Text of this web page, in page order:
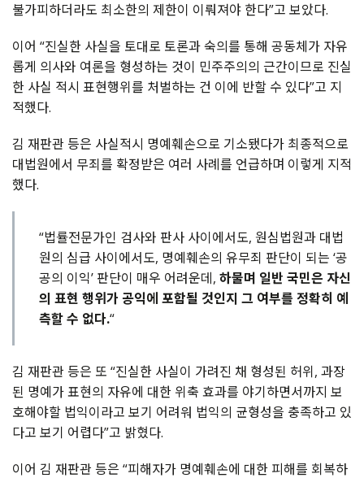
불가피하더라도 최소한의 제한이 이뤄져야 한다”고 보았다.
이어 “진실한 사실을 토대로 토론과 숙의를 통해 공동체가 자유
롭게 의사와 여론을 형성하는 것이 민주주의의 근간이므로 진실
한 사실 적시 표현행위를 처벌하는 건 이에 반할 수 있다”고 지
적했다.
김 재판관 등은 사실적시 명예훼손으로 기소됐다가 최종적으로
대법원에서 무죄를 확정받은 여러 사례를 언급하며 이렇게 지적
했다.
“법률전문가인 검사와 판사 사이에서도, 원심법원과 대법
원의 심급 사이에서도, 명예훼손의 유무죄 판단이 되는 ‘공
공의 이익’ 판단이 매우 어려운데, 하물며 일반 국민은 자신
의 표현 행위가 공익에 포함될 것인지 그 여부를 정확히 예
측할 수 없다.“
김 재판관 등은 또 “진실한 사실이 가려진 채 형성된 허위, 과장
된 명예가 표현의 자유에 대한 위축 효과를 야기하면서까지 보
호해야할 법익이라고 보기 어려워 법익의 균형성을 충족하고 있
다고 보기 어렵다”고 밝혔다.
이어 김 재판관 등은 “피해자가 명예훼손에 대한 피해를 회복하